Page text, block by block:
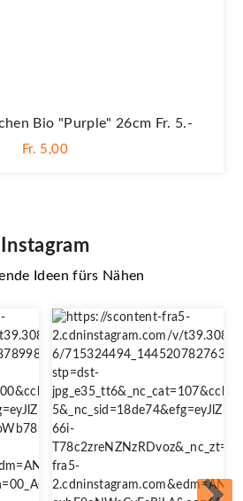
Bio "Purple" 26cm Fr. 5.-
Fr. 5,00
Instagram
Ideen fürs Nähen